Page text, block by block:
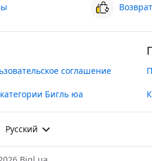
соглашение
Бигль юа
Русский